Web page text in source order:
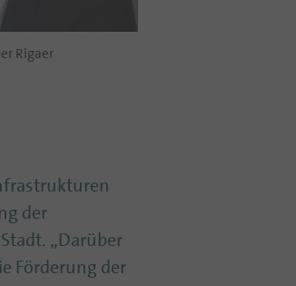
Rigaer
der
„Darüber
Förderung der